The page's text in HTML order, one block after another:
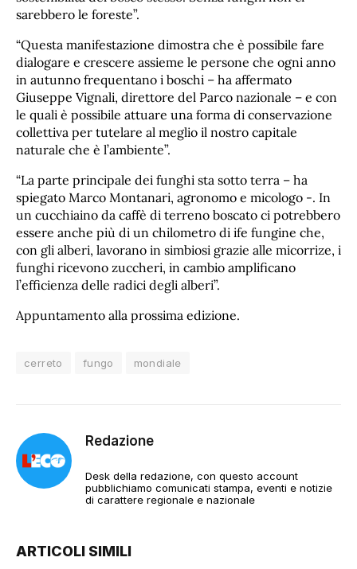
sarebbero le foreste”.
“Questa manifestazione dimostra che è possibile fare
dialogare e crescere assieme le persone che ogni anno
in autunno frequentano i boschi – ha affermato
Giuseppe Vignali, direttore del Parco nazionale – e con
le quali è possibile attuare una forma di conservazione
collettiva per tutelare al meglio il nostro capitale
naturale che è l’ambiente”.
“La parte principale dei funghi sta sotto terra – ha
spiegato Marco Montanari, agronomo e micologo -. In
un cucchiaino da caffè di terreno boscato ci potrebbero
essere anche più di un chilometro di ife fungine che,
con gli alberi, lavorano in simbiosi grazie alle micorrize, i
funghi ricevono zuccheri, in cambio amplificano
l’efficienza delle radici degli alberi”.
Appuntamento alla prossima edizione.
cerreto fungo mondiale
Redazione
Desk della redazione, con questo account
pubblichiamo comunicati stampa, eventi e notizie
di carattere regionale e nazionale
ARTICOLI SIMILI